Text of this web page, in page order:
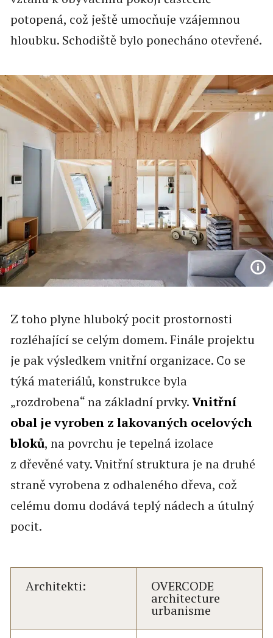
potopená, což ještě umocňuje vzájemnou
hloubku. Schodiště bylo ponecháno otevřené.
Z toho plyne hluboký pocit prostornosti
rozléhající se celým domem. Finále projektu
je pak výsledkem vnitřní organizace. Co se
týká materiálů, konstrukce byla
„rozdrobena“ na základní prvky.Vnitřní
obal je vyroben z lakovaných ocelových
bloků, na povrchu je tepelná izolace
z dřevěné vaty. Vnitřní struktura je na druhé
straně vyrobena z odhaleného dřeva, což
celému domu dodává teplý nádech a útulný
pocit.
Architekti: OVERCODE
architecture
urbanisme